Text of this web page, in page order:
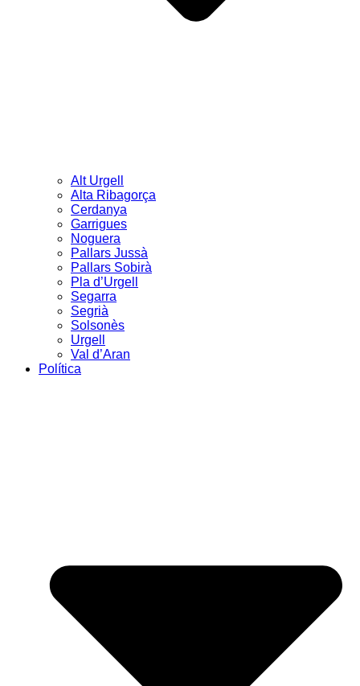
Alt Urgell
Alta Ribagorça
Cerdanya
Garrigues
Noguera
Pallars Jussà
Pallars Sobirà
Pla d’Urgell
Segarra
Segrià
Solsonès
Urgell
Val d’Aran
Política